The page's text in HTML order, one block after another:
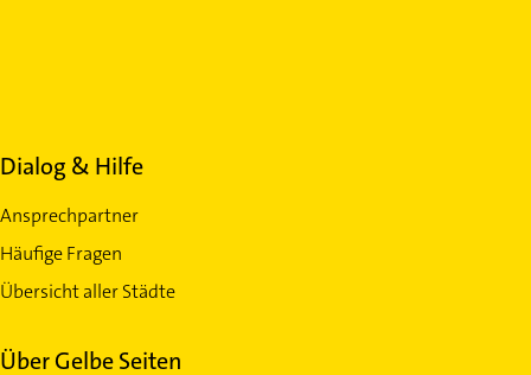
Dialog & Hilfe
Ansprechpartner
Häufige Fragen
Übersicht aller Städte
Über Gelbe Seiten